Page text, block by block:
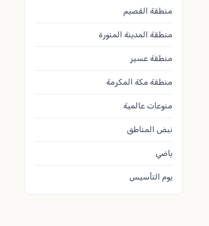
منطقة القصيم
منطقة المدينة المنورة
منطقة عسير
منطقة مكة المكرمة
منوعات عالمية
نبض المناطق
ياضي
يوم التأسيس